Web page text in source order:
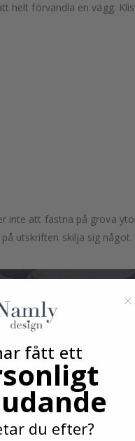
helt förvandla en vägg.
inte att fastna på grova
utskriften skilja sig något.
fått ett
du efter?